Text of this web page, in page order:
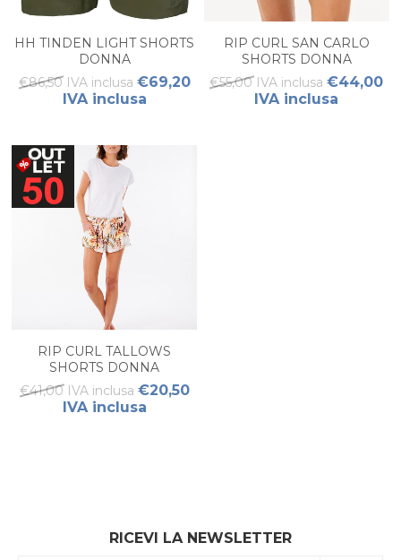
HH TINDEN LIGHT SHORTS
DONNA
€86,50 IVA inclusa €69,20
IVA inclusa
RIP CURL SAN CARLO
SHORTS DONNA
€55,00 IVA inclusa €44,00
IVA inclusa
RIP CURL TALLOWS
SHORTS DONNA
€41,00 IVA inclusa €20,50
IVA inclusa
RICEVI LA NEWSLETTER